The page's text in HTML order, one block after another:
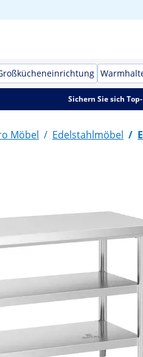
Sichern Sie sich
Möbel / Edelstahlmöbel /